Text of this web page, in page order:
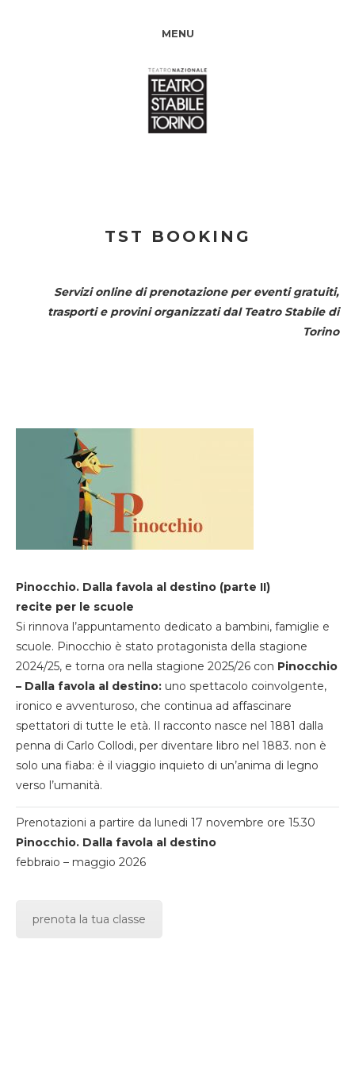
MENU
TST BOOKING
Servizi online di prenotazione per eventi gratuiti,
trasporti e provini organizzati dal Teatro Stabile di
Torino
Pinocchio. Dalla favola al destino (parte II)
recite per le scuole
Si rinnova l’appuntamento dedicato a bambini, famiglie e
scuole. Pinocchio è stato protagonista della stagione
2024/25, e torna ora nella stagione 2025/26 con Pinocchio
– Dalla favola al destino: uno spettacolo coinvolgente,
ironico e avventuroso, che continua ad affascinare
spettatori di tutte le età. Il racconto nasce nel 1881 dalla
penna di Carlo Collodi, per diventare libro nel 1883. non è
solo una fiaba: è il viaggio inquieto di un’anima di legno
verso l’umanità.
Prenotazioni a partire da lunedi 17 novembre ore 15.30
Pinocchio. Dalla favola al destino
febbraio – maggio 2026
prenota la tua classe